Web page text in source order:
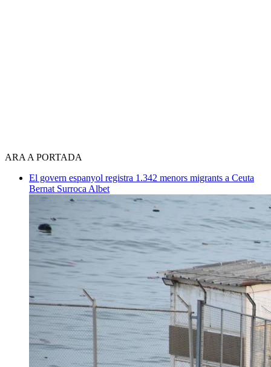
ARA A PORTADA
El govern espanyol registra 1.342 menors migrants a Ceuta
Bernat Surroca Albet